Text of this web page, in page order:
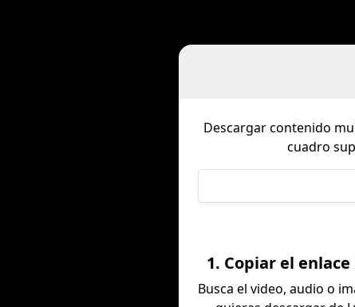
Descargar contenido
cuadro
1. Copiar el enlace
Busca el video, audio o